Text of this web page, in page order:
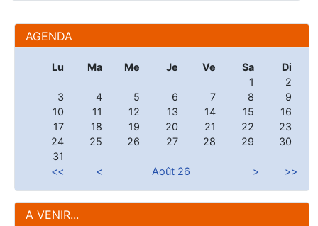
AGENDA
Lu Ma Me Je Ve Sa
Di
1
2
3
4 5 6 7 8
9
10
11 12 13 14 15
16
17
18 19 20 21 22
23
24
25 26 27 28 29
30
31
<<
< Août 26 > >>
A VENIR...